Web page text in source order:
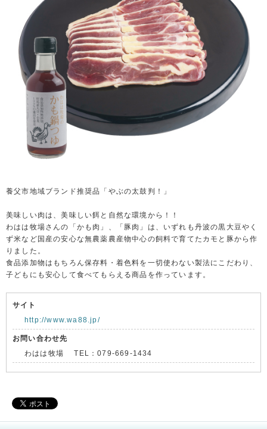
養父市地域ブランド推奨品「やぶの太鼓判！」
美味しい肉は、美味しい餌と自然な環境から！！
わはは牧場さんの「かも肉」、「豚肉」は、いずれも丹波の黒大豆やく
ず米など国産の安心な無農薬農産物中心の飼料で育てたカモと豚から作
りました。
食品添加物はもちろん保存料・着色料を一切使わない製法にこだわり、
子どもにも安心して食べてもらえる商品を作っています。
サイト
http://www.wa88.jp/
お問い合わせ先
わはは牧場 TEL：079‐669‐1434